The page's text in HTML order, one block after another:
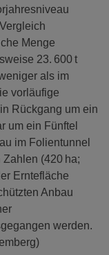
Menge
23. 600 t
als im
vorläufige
Rückgang um ein
um ein Fünftel
im Folientunnel
(420 ha;
Erntefläche
Anbau
werden.